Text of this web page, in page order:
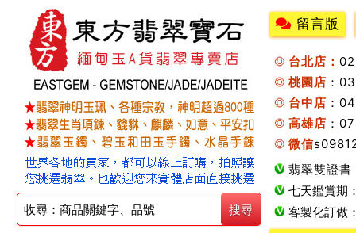
留言版
台北店：
桃園店 ：
台中店 ：
高雄店 ：
微信
翡翠雙證書
七天鑑賞期
客製化訂做